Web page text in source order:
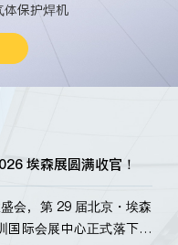
保护焊机
埃森展圆满收官！
会，第 29 届北京・埃森
国际会展中心正式落下帷